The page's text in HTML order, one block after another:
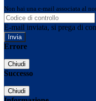
Non hai una e-mail associata al
E-mail inviata, si prega di
Errore
Chiudi
Successo
Chiudi